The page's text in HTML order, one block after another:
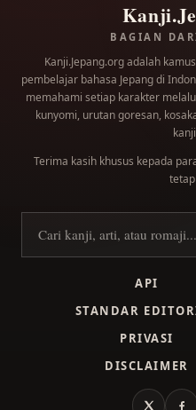
BAGIAN
Kanji.Jepang.org adalah
pembelajar bahasa Jepang di
memahami setiap karakter
kunyomi, urutan goresan,
Terima kasih khusus kepada
Cari kanji
API
STANDAR
PRIVASI
DISCLAIMER